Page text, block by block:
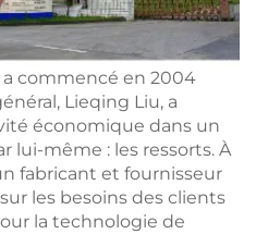
commencé en 2004
Lieqing Liu, a
économique dans un
lui-même : les ressorts. À
fabricant et fournisseur
les besoins des clients
la technologie de